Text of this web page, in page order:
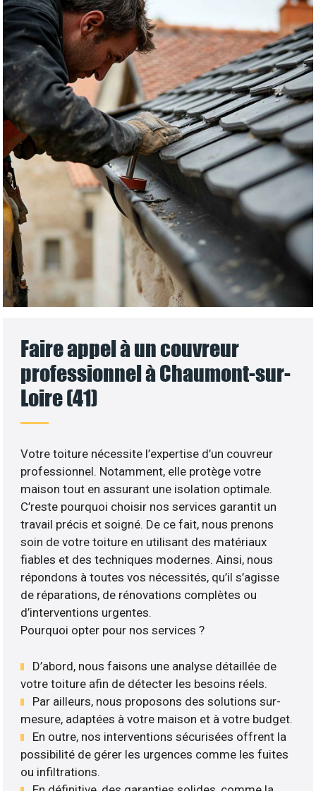
Faire appel à un couvreur
professionnel à Chaumont-sur-
Loire (41)
Votre toiture nécessite l’expertise d’un couvreur
professionnel. Notamment, elle protège votre
maison tout en assurant une isolation optimale.
C’reste pourquoi choisir nos services garantit un
travail précis et soigné. De ce fait, nous prenons
soin de votre toiture en utilisant des matériaux
fiables et des techniques modernes. Ainsi, nous
répondons à toutes vos nécessités, qu’il s’agisse
de réparations, de rénovations complètes ou
d’interventions urgentes.
Pourquoi opter pour nos services ?
D’abord, nous faisons une analyse détaillée de
votre toiture afin de détecter les besoins réels.
Par ailleurs, nous proposons des solutions sur-
mesure, adaptées à votre maison et à votre budget.
En outre, nos interventions sécurisées offrent la
possibilité de gérer les urgences comme les fuites
ou infiltrations.